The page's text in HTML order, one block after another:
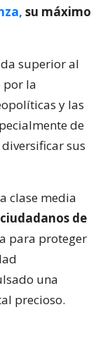
su máximo
superior al
por la
y las
de
sus
clase media
de
para proteger
una
precioso.